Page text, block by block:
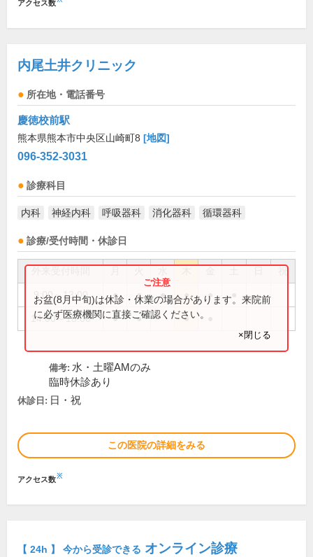
アクセス数
内尾土井クリニック
所在地・電話番号
慶徳校前駅
熊本県熊本市中央区山崎町8 [地図]
096-352-3031
診療科目
内科 神経内科 呼吸器科 消化器科 循環器科
診療/受付時間・休診日
祝
9:00～13:00 ● ● ● ● ●
14:00～18:00 ● ● ●
お盆(8月中旬)は休診・休業の場合があります。来院前
に必ず医療機関に直接ご確認ください。
×閉じる
備考: 水・土曜AMのみ
臨時休診あり
休診日: 日・祝
この医院の詳細をみる
アクセス数※
【 24h 】 今から受診できる オンライン診療